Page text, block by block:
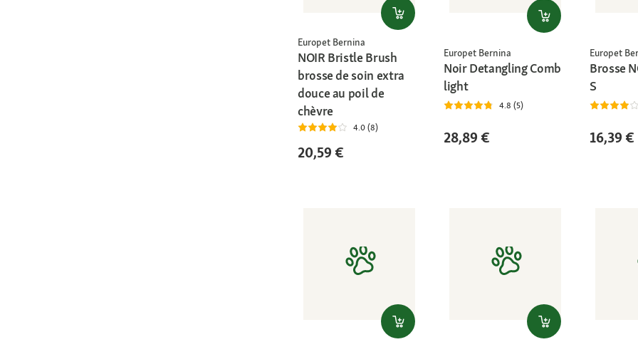
Europet Bernina
NOIR Bristle Brush
brosse de soin extra
douce au poil de
chèvre
4.0 (8)
20,59 €
Europet Bernina
Noir Detangling Comb
light
4.8 (5)
28,89 €
Europet
Brosse
S
16,39 €